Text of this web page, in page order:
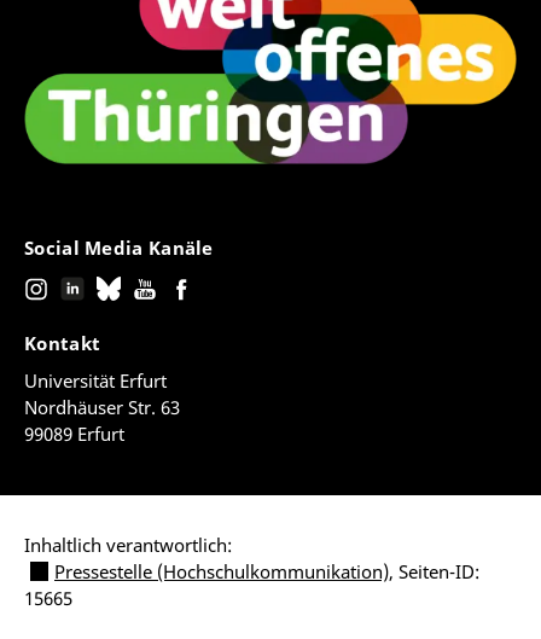
Social Media Kanäle
Kontakt
Universität Erfurt
Nordhäuser Str. 63
99089 Erfurt
Inhaltlich verantwortlich:
Pressestelle (Hochschulkommunikation), Seiten-ID:
15665